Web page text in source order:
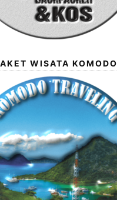
WISATA KOMODO